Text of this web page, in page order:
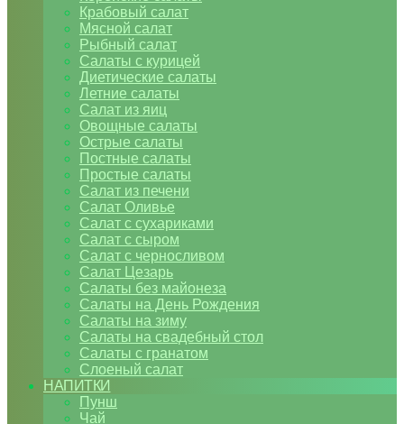
Крабовый салат
Мясной салат
Рыбный салат
Салаты с курицей
Диетические салаты
Летние салаты
Салат из яиц
Овощные салаты
Острые салаты
Постные салаты
Простые салаты
Салат из печени
Салат Оливье
Салат с сухариками
Салат с сыром
Салат с черносливом
Салат Цезарь
Салаты без майонеза
Салаты на День Рождения
Салаты на зиму
Салаты на свадебный стол
Салаты с гранатом
Слоеный салат
НАПИТКИ
Пунш
Чай